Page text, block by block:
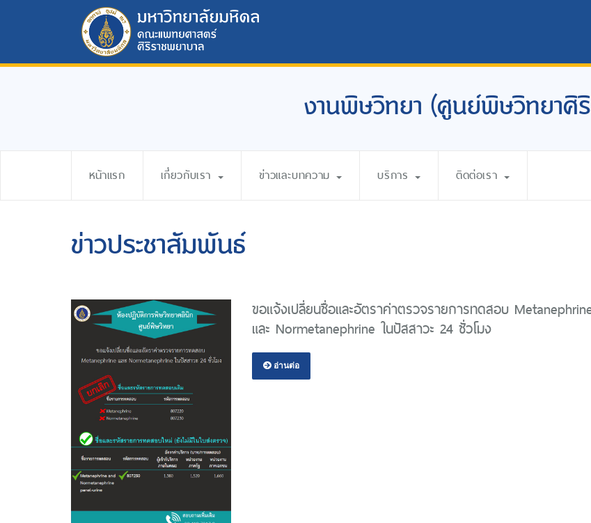
งานพิษวิทยา (ศูนย์พิษวิทยาศิ
หน้าแรก เกี่ยวกับเรา ข่าวและบทความ บริการ ติดต่อเรา
ข่าวประชาสัมพันธ์
ขอแจ้งเปลี่ยนชื่อและอัตราค่าตรวจรายการทดสอบ
และ Normetanephrine ในปัสสาวะ 24 ชั่วโมง
อ่านต่อ